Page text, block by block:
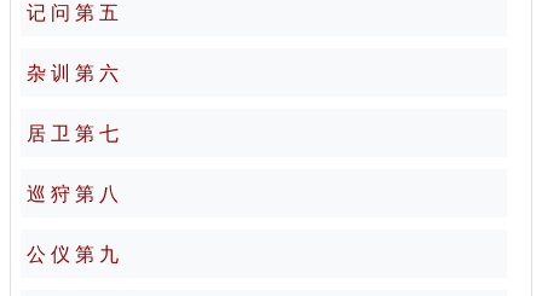
记 问 第 五
杂 训 第 六
居 卫 第 七
巡 狩 第 八
公 仪 第 九